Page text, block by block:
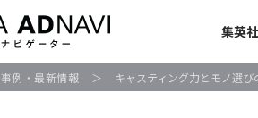
集英
事例・最新情報 ＞ キャスティング力とモノ選